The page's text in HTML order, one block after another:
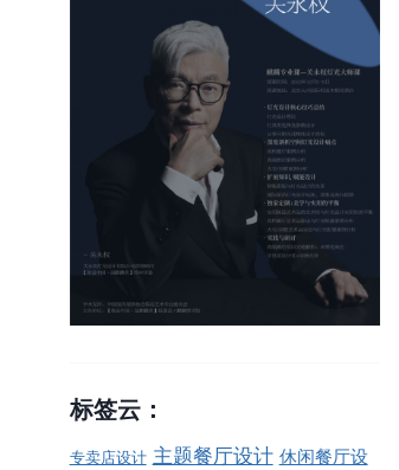
标签云：
专卖店设计 主题餐厅设计 休闲餐厅设